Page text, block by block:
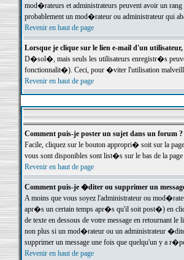
mod�rateurs et administrateurs peuvent avoir un
probablement un mod�rateur ou administrateur qui
Revenir en haut de page
Lorsque je clique sur le lien e-mail d'un utilisateur,
D�sol�, mais seuls les utilisateurs enregistr�s
fonctionnalit�). Ceci, pour �viter l'utilisation
Revenir en haut de page
Comment puis-je poster un sujet dans un forum ?
Facile, cliquez sur le bouton appropri� soit sur la
vous sont disponibles sont list�s sur le bas de la
Revenir en haut de page
Comment puis-je �diter ou supprimer un
A moins que vous soyez l'administrateur ou
apr�s un certain temps apr�s qu'il soit post�) en
de texte en dessous de votre message en
non plus si un mod�rateur ou un administrateur
supprimer un message une fois que quelqu'un y a
Revenir en haut de page